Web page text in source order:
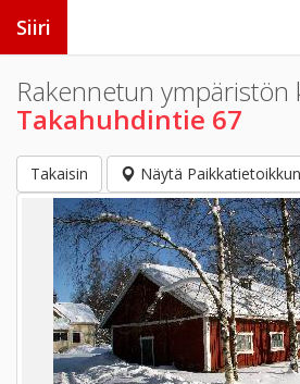
Siiri
Rakennetun ympäristön
Takahuhdintie 67
Takaisin Näytä